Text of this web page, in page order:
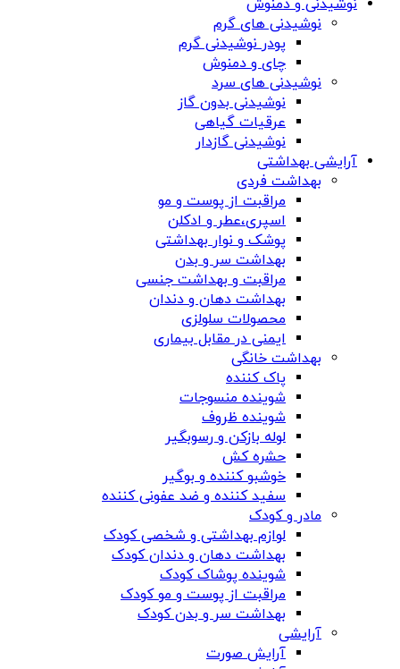
نوشیدنی و دمنوش
نوشیدنی های گرم
پودر نوشیدنی گرم
چای و دمنوش
نوشیدنی های سرد
نوشیدنی بدون گاز
عرقیات گیاهی
نوشیدنی گازدار
آرایشی بهداشتی
بهداشت فردی
مراقبت از پوست و مو
اسپری،عطر و ادکلن
پوشک و نوار بهداشتی
بهداشت سر و بدن
مراقبت و بهداشت جنسی
بهداشت دهان و دندان
محصولات سلولزی
ایمنی در مقابل بیماری
بهداشت خانگی
پاک کننده
شوینده منسوجات
شوینده ظروف
لوله بازکن و رسوبگیر
حشره کش
خوشبو کننده و بوگیر
سفید کننده و ضد عفونی کننده
مادر و کودک
لوازم بهداشتی و شخصی کودک
بهداشت دهان و دندان کودک
شوینده پوشاک کودک
مراقبت از پوست و مو کودک
بهداشت سر و بدن کودک
آرایشی
آرایش صورت